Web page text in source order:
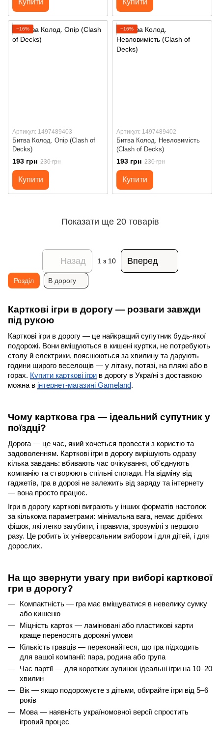
Купити Купити
−16%
Артикул: 1497489403
Битва Колод. Опір (Clash of
Decks)
193 грн 230 грн
Купити
−16%
Артикул: 1497489402
Битва Колод. Невловимість
(Clash of Decks)
193 грн 230 грн
Купити
Показати ще 20 товарів
Назад 1з 10 Вперед
Карткові ігри в дорогу — розваги завжди
під рукою
Карткові ігри в дорогу — це найкращий супутник будь-якої
подорожі. Вони вміщуються в кишені куртки, не потребують
столу й електрики, пояснюються за хвилину та дарують
години щирого веселощів — у літаку, потязі, на пляжі або в
горах. Купити карткові ігри в дорогу в Україні з доставкою
можна в інтернет-магазині Gameland.
Чому карткова гра — ідеальний супутник у
поїздці?
Дорога — це час, який хочеться провести з користю та
задоволенням. Карткові ігри в дорогу вирішують одразу
кілька завдань: вбивають час очікування, об'єднують
компанію та створюють спільні спогади. На відміну від
гаджетів, гра в дорозі не залежить від заряду та інтернету
— вона просто працює.
Ігри в дорогу карткові виграють у інших форматів настолок
за кількома параметрами: мінімальна вага, немає дрібних
фішок, які легко загубити, і правила, зрозумілі з першого
разу. Це робить їх універсальним вибором і для дітей, і для
дорослих.
На що звернути увагу при виборі карткової
гри в дорогу?
Компактність — гра має вміщуватися в невелику сумку
або кишеню
Міцність карток — ламіновані або пластикові карти
краще переносять дорожні умови
Кількість гравців — переконайтеся, що гра підходить
для вашої компанії: пара, родина або група
Час партії — для коротких зупинок ідеальні ігри на 10–20
хвилин
Вік — якщо подорожуєте з дітьми, обирайте ігри від 5–6
років
Мова — наявність україномовної версії спростить
ігровий процес
Розділ В дорогу